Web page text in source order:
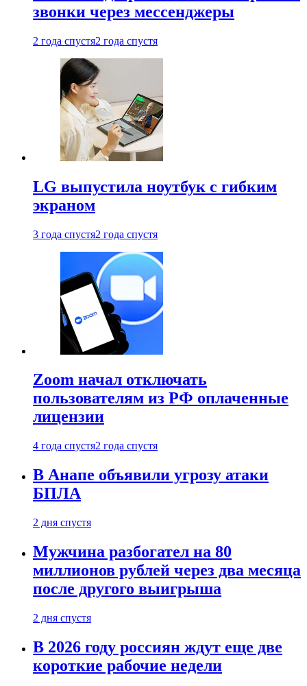
звонки через мессенджеры
2 года спустя2 года спустя
LG выпустила ноутбук с гибким
экраном
3 года спустя2 года спустя
Zoom начал отключать
пользователям из РФ оплаченные
лицензии
4 года спустя2 года спустя
В Анапе объявили угрозу атаки
БПЛА
2 дня спустя
Мужчина разбогател на 80
миллионов рублей через два месяца
после другого выигрыша
2 дня спустя
В 2026 году россиян ждут еще две
короткие рабочие недели